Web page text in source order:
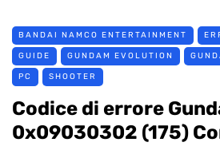
BANDAI NAMCO ENTERTAINMENT
GUIDE GUNDAM EVOLUTION
PC SHOOTER
Codice di errore
0x09030302 (175)